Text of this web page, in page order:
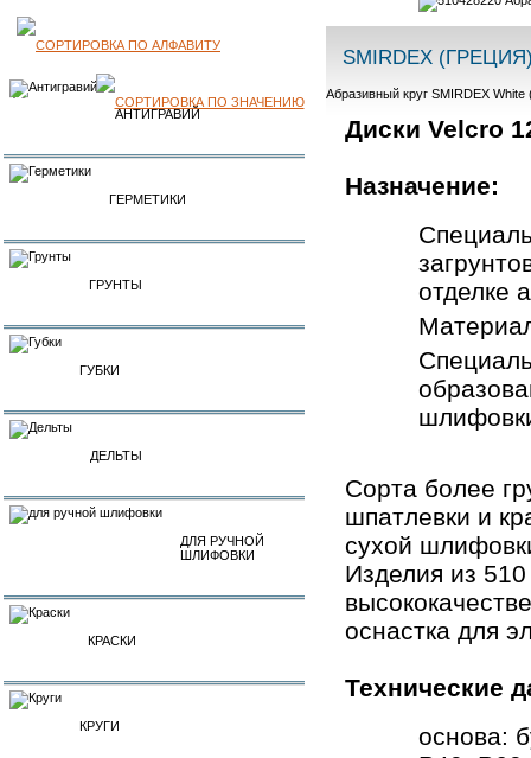
ПРОДУКЦИИ
АНТИГРАВИЙ
ГЕРМЕТИКИ
ГРУНТЫ
ГУБКИ
ДЕЛЬТЫ
ДЛЯ РУЧНОЙ
ШЛИФОВКИ
КРАСКИ
КРУГИ
SMIRDEX
Абразивный круг SMIRDEX
Диски Velcro
Назначение:
отделке
Сорта более
шпатлевки и
сухой
Изделия из
оснастка для
Технические
основа: